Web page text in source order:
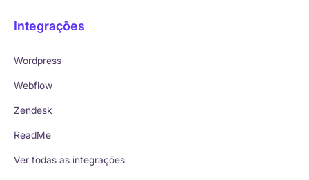
Integrações
Wordpress
Webflow
Zendesk
ReadMe
Ver todas as integrações